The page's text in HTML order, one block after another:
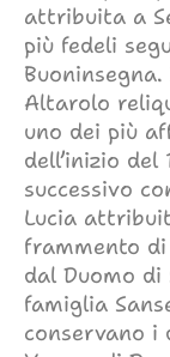
attribuita a
più fedeli
Altarolo
uno dei più
dell’inizio
successivo
Lucia
frammento
dal Duomo
famiglia
conservano i